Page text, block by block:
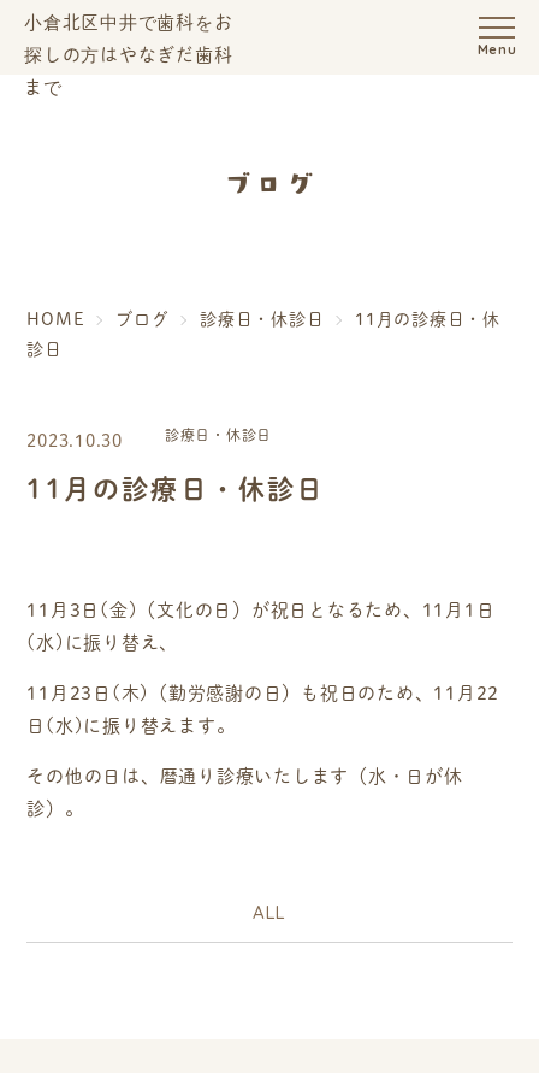
Menu
ブログ
HOME ブログ 診療日・休診日
11月の診療日・休
診日
2023.10.30 診療日・休診日
11月の診療日・休診日
11月3日(金) （文化の日）が祝日 となるため、 11月1日
(水)に振り替え、
11月23日(木) （勤労感謝の日）も祝日のため、 11月22
日(水)に振り替え ます。
その他の日は、暦通り診療いたします（水・日が休
診）。
ALL